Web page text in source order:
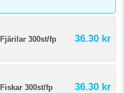
300st/fp 36.30 kr
300st/fp 36.30 kr